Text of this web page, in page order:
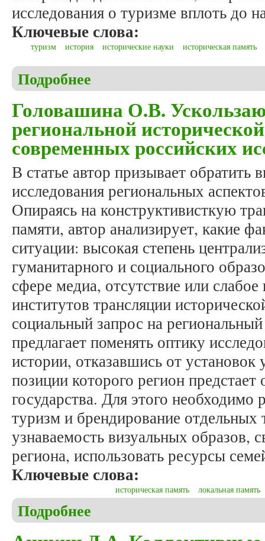
исследования о туризме вплоть до
Ключевые слова:
туризм история исторические науки историческая память
Подробнее
Головашина О.В.
региональной
современных российских
В статье автор призывает обратить
исследования региональных
Опираясь на конструктивисткую
памяти, автор анализирует, какие
ситуации: высокая степень
гуманитарного и социального
сфере медиа, отсутствие или
институтов трансляции
социальный запрос на
предлагает поменять оптику
истории, отказавшись от установок
позиции которого регион предстает
государства. Для этого необходимо
туризм и брендирование
узнаваемость визуальных образов,
региона, использовать ресурсы
Ключевые слова:
историческая память локальная память
Подробнее